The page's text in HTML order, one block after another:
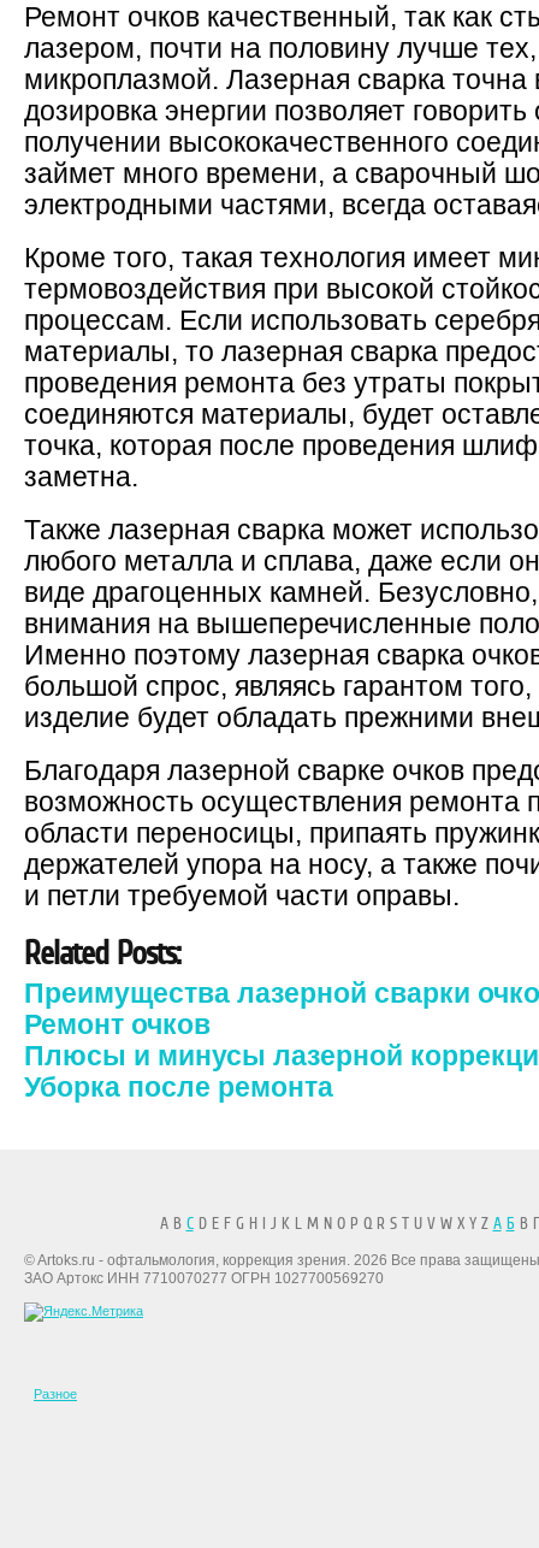
Ремонт очков качественный, так как
лазером, почти на половину лучше
микроплазмой. Лазерная сварка точна
дозировка энергии позволяет
получении высококачественного
займет много времени, а сварочный
электродными частями, всегда
Кроме того, такая технология имеет
термовоздействия при высокой
процессам. Если использовать
материалы, то лазерная сварка
проведения ремонта без утраты
соединяются материалы, будет
точка, которая после проведения
заметна.
Также лазерная сварка может
любого металла и сплава, даже если
виде драгоценных камней.
внимания на вышеперечисленные
Именно поэтому лазерная сварка
большой спрос, являясь гарантом
изделие будет обладать прежними
Благодаря лазерной сварке очков
возможность осуществления ремонта
области переносицы, припаять
держателей упора на носу, а также
и петли требуемой части оправы.
Related Posts:
Преимущества лазерной сварки
Ремонт очков
Плюсы и минусы лазерной
Уборка после ремонта
A B CD E F G H I J K L M N O P Q R S T U V W X Y Z А БВ
© Artoks.ru - офтальмология, коррекция зрения. 2026 Все права
ЗАО Артокс ИНН 7710070277 ОГРН 1027700569270
Разное